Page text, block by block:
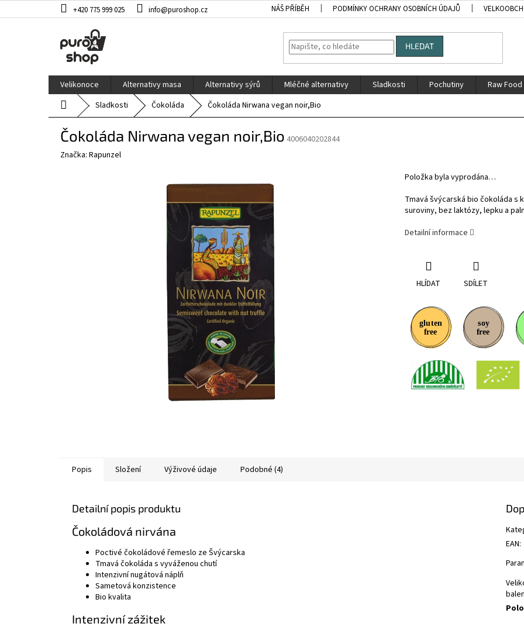
na
+420 775 999 025 info@puroshop.cz NÁŠ PŘÍBĚH PODMÍNKY OCHRANY OSOBNÍCH ÚDAJŮ
HLEDAT
Velikonoce Alternativy masa Alternativy sýrů Mléčné alternativy Sladkosti Pochutiny Raw Food
Domů Sladkosti Čokoláda Čokoláda Nirwana vegan noir,Bio
Čokoláda Nirwana vegan noir,Bio 4006040202844
Značka: Rapunzel
Položka byla vyprodána…
Tmavá švýcarská bio čokoláda s
suroviny, bez laktózy, lepku a
Detailní informace
HLÍDAT SDÍLET
Popis Složení Výživové údaje Podobné (4)
Detailní popis produktu
Čokoládová nirvána
Poctivé čokoládové řemeslo ze Švýcarska
Tmavá čokoláda s vyváženou chutí
Intenzivní nugátová náplň
Sametová konzistence
Bio kvalita
Intenzivní zážitek
EAN: